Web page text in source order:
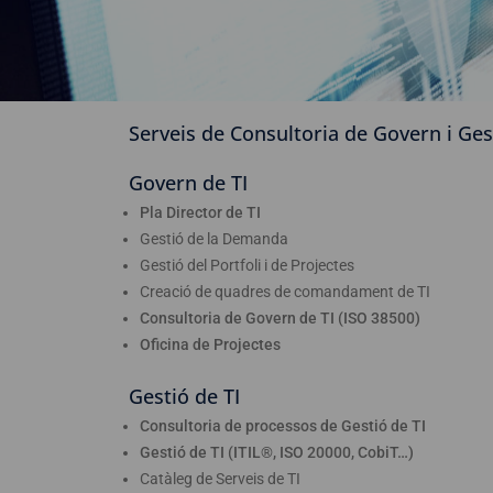
Serveis de Consultoria de Govern i
Govern de TI
Pla Director de TI
Gestió de la Demanda
Gestió del Portfoli i de Projectes
Creació de quadres de comandament de TI
Consultoria de Govern de TI (ISO 38500)
Oficina de Projectes
Gestió de TI
Consultoria de processos de Gestió de TI
Gestió de TI (ITIL®, ISO 20000, CobiT…)
Catàleg de Serveis de TI